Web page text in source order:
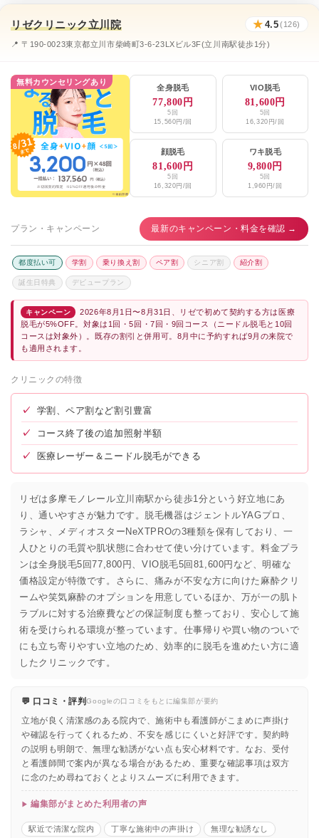
リゼクリニック立川院 ★ 4.5(126)
📍 〒190-0023東京都立川市柴崎町3-6-23LXビル3F(立川南駅徒歩1分)
無料カウンセリングあり
全身脱毛
77,800円
5回
15,560円/回
VIO脱毛
81,600円
5回
16,320円/回
顔脱毛
81,600円
5回
16,320円/回
ワキ脱毛
9,800円
5回
1,960円/回
プラン・キャンペーン 最新のキャンペーン・料金を確認 →
都度払い可 学割 乗り換え割 ペア割 シニア割 紹介割
誕生日特典 デビュープラン
キャンペーン
2026年8月1日〜8月31日、リゼで初めて契約する方は医療
脱毛が5%OFF。対象は1回・5回・7回・9回コース（ニードル脱毛と10回
コースは対象外）。既存の割引と併用可。8月中に予約すれば9月の来院で
も適用されます。
クリニックの特徴
✓ 学割、ペア割など割引豊富
✓ コース終了後の追加照射半額
✓ 医療レーザー＆ニードル脱毛ができる
リゼは多摩モノレール立川南駅から徒歩1分という好立地にあ
り、通いやすさが魅力です。脱毛機器はジェントルYAGプロ、
ラシャ、メディオスターNeXTPROの3種類を保有しており、一
人ひとりの毛質や肌状態に合わせて使い分けています。料金プラ
ンは全身脱毛5回77,800円、VIO脱毛5回81,600円など、明確な
価格設定が特徴です。さらに、痛みが不安な方に向けた麻酔クリ
ームや笑気麻酔のオプションを用意しているほか、万が一の肌ト
ラブルに対する治療費などの保証制度も整っており、安心して施
術を受けられる環境が整っています。仕事帰りや買い物のついで
にも立ち寄りやすい立地のため、効率的に脱毛を進めたい方に適
したクリニックです。
💬 口コミ・評判Googleの口コミをもとに編集部が要約
立地が良く清潔感のある院内で、施術中も看護師がこまめに声掛け
や確認を行ってくれるため、不安を感じにくいと好評です。契約時
の説明も明朗で、無理な勧誘がない点も安心材料です。なお、受付
と看護師間で案内が異なる場合があるため、重要な確認事項は双方
に念のため尋ねておくとよりスムーズに利用できます。
編集部がまとめた利用者の声
駅近で清潔な院内 丁寧な施術中の声掛け 無理な勧誘なし